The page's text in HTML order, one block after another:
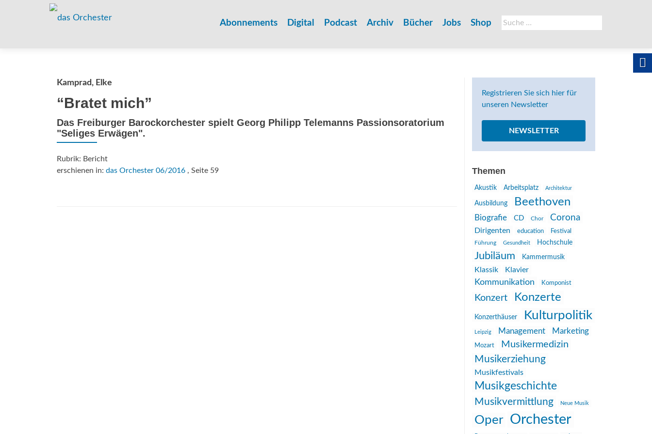
Suche
nach:
Abonnements Digital Podcast Archiv Bücher Jobs Shop
Kamprad, Elke
“Bratet mich”
Das Freiburger Barockorchester spielt Georg Philipp Telemanns Passionsoratorium
"Seliges Erwägen".
Rubrik: Bericht
erschienen in: das Orchester 06/2016 , Seite 59
Registrieren Sie sich hier für
unseren Newsletter
NEWSLETTER
Themen
Akustik Arbeitsplatz Architektur
Ausbildung Beethoven
Biografie CD Chor Corona
Dirigenten education
Festival
Führung
Gesundheit Hochschule
Jubiläum Kammermusik
Klassik Klavier
Kommunikation Komponist
Konzert Konzerte
Konzerthäuser Kulturpolitik
Leipzig Management Marketing
Mozart Musikermedizin
Musikerziehung
Musikfestivals
Musikgeschichte
Musikvermittlung Neue Musik
Oper Orchester